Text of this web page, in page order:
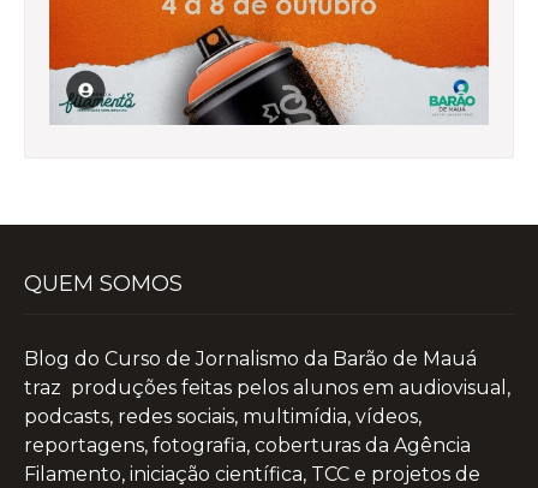
QUEM SOMOS
Blog do Curso de Jornalismo da Barão de Mauá
traz produções feitas pelos alunos em audiovisual,
podcasts, redes sociais, multimídia, vídeos,
reportagens, fotografia, coberturas da Agência
Filamento, iniciação científica, TCC e projetos de